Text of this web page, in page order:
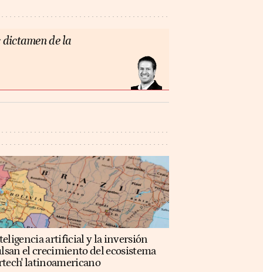
de la
artificial y la inversión
el crecimiento del ecosistema
latinoamericano